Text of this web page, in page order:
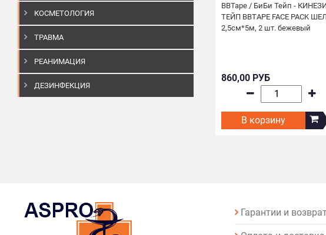
КОСМЕТОЛОГИЯ
ТРАВМА
РЕАНИМАЦИЯ
ДЕЗИНФЕКЦИЯ
BBTape / БиБи Тейп -
ТЕЙП BBTAPE FACE PACK
2,5см*5м, 2 шт. бежевый
860,00 РУБ
В корзину
Гарантии и